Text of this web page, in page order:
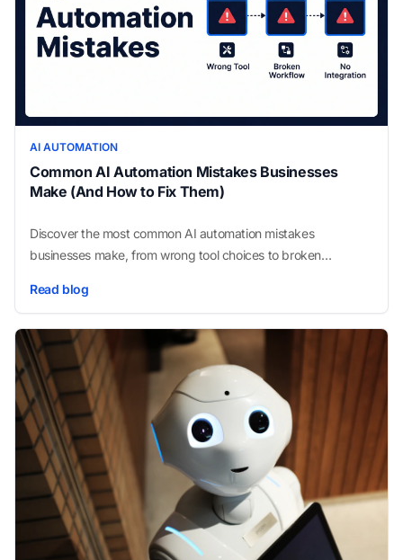
AI AUTOMATION
Common AI Automation Mistakes Businesses
Make (And How to Fix Them)
Discover the most common AI automation mistakes
businesses make, from wrong tool choices to broken
Read blog